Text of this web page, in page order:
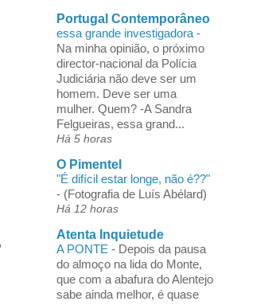
Portugal Contemporâneo
essa grande investigadora -
Na minha opinião, o próximo
director-nacional da Polícia
Judiciária não deve ser um
homem. Deve ser uma
mulher. Quem? -A Sandra
Felgueiras, essa grand...
Há 5 horas
O Pimentel
"É difícil estar longe, não é??"
- (Fotografia de Luís Abélard)
Há 12 horas
Atenta Inquietude
A PONTE - Depois da pausa
do almoço na lida do Monte,
que com a abafura do Alentejo
sabe ainda melhor, é quase